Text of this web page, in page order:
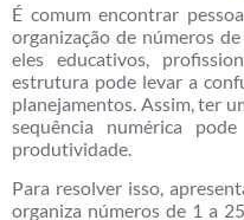
É comum encontrar
organização de números
eles educativos,
estrutura pode levar a
planejamentos. Assim, ter
sequência numérica
produtividade.
Para resolver isso,
organiza números de 1 a